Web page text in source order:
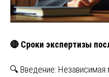
🔴 Сроки экспертизы
🔍 Введение: Независимая